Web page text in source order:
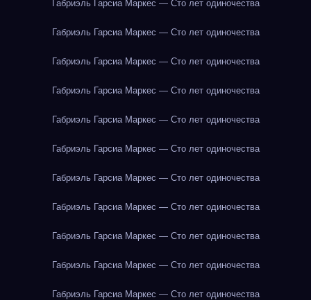
Габриэль Гарсиа Маркес — Сто лет одиночества
Габриэль Гарсиа Маркес — Сто лет одиночества
Габриэль Гарсиа Маркес — Сто лет одиночества
Габриэль Гарсиа Маркес — Сто лет одиночества
Габриэль Гарсиа Маркес — Сто лет одиночества
Габриэль Гарсиа Маркес — Сто лет одиночества
Габриэль Гарсиа Маркес — Сто лет одиночества
Габриэль Гарсиа Маркес — Сто лет одиночества
Габриэль Гарсиа Маркес — Сто лет одиночества
Габриэль Гарсиа Маркес — Сто лет одиночества
Габриэль Гарсиа Маркес — Сто лет одиночества